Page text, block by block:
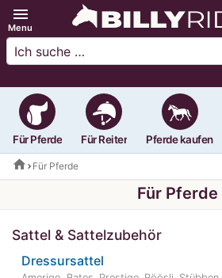
menu
Menu
Für Pferde Für Reiter Pferde kaufen
home Für Pferde
Für Pferde
Sattel & Sattelzubehör
Dressursattel